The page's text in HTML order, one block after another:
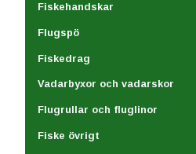
Fiskehandskar
Flugspö
Fiskedrag
Vadarbyxor och vadarskor
Flugrullar och fluglinor
Fiske övrigt